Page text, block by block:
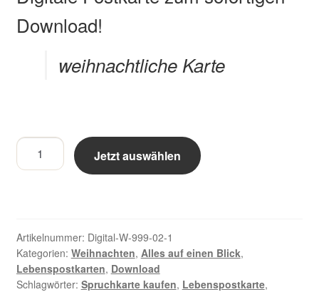
Zahlungsarten im Shop
Download!
weihnachtliche Karte
Weihnachtsgrüße
für
Jetzt auswählen
Artikelnummer: Digital-W-999-02-1
Kategorien: Weihnachten, Alles auf einen Blick,
Lebenspostkarten, Download
Schlagwörter: Spruchkarte kaufen, Lebenspostkarte,